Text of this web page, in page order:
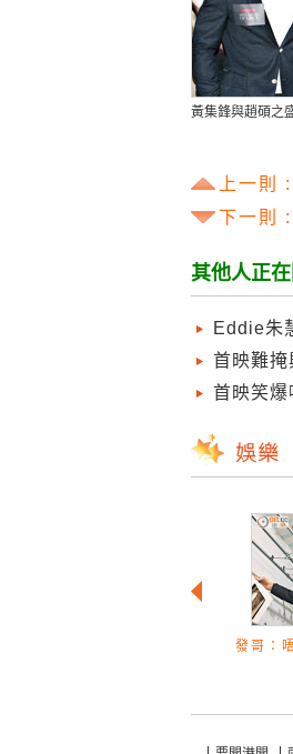
黃集鋒與趙碩之
上一則 :
下一則 :
其他人正
Eddie朱
首映難掩
首映笑爆
發哥：